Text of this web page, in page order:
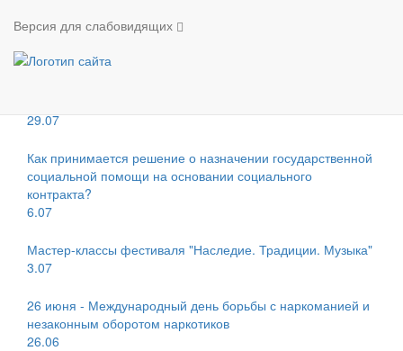
Версия для слабовидящих
Новости
29.07
Как принимается решение о назначении государственной
социальной помощи на основании социального
контракта?
6.07
Мастер-классы фестиваля "Наследие. Традиции. Музыка"
3.07
26 июня - Международный день борьбы с наркоманией и
незаконным оборотом наркотиков
26.06